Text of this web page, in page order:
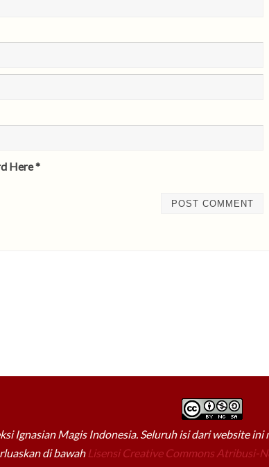
Here *
Ignasian Magis Indonesia. Seluruh isi dari website
di bawah Lisensi Creative Commons Atribusi-